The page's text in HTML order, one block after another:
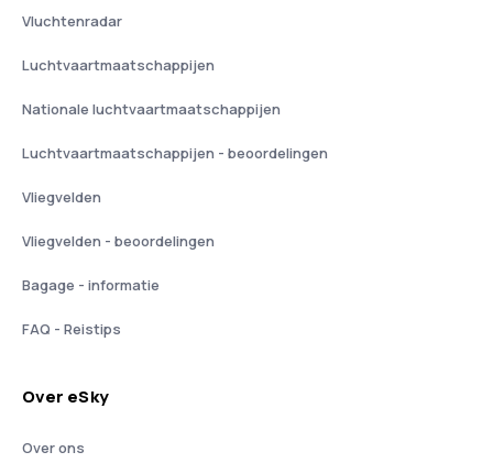
Vluchtenradar
Luchtvaartmaatschappijen
Nationale luchtvaartmaatschappijen
Luchtvaartmaatschappijen - beoordelingen
Vliegvelden
Vliegvelden - beoordelingen
Bagage - informatie
FAQ - Reistips
Over eSky
Over ons